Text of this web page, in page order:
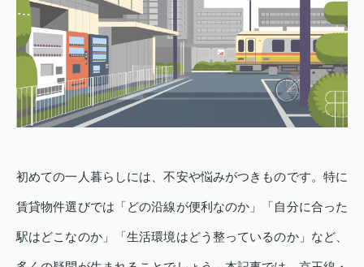
初めての一人暮らしには、不安や悩みがつきものです。特に
賃貸物件選びでは「どの沿線が便利なのか」「自分に合った
駅はどこなのか」「生活環境はどう整っているのか」など、